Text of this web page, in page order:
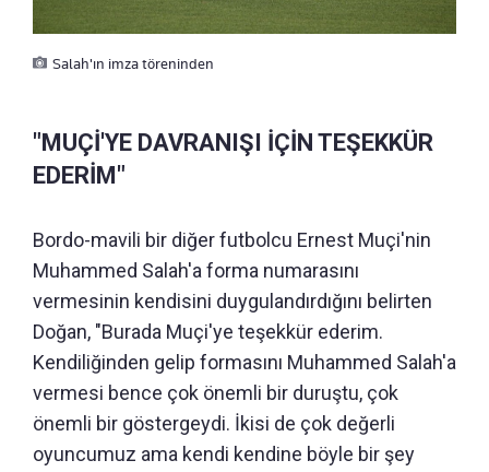
Salah'ın imza töreninden
"MUÇİ'YE DAVRANIŞI İÇİN TEŞEKKÜR
EDERİM"
Bordo-mavili bir diğer futbolcu Ernest Muçi'nin
Muhammed Salah'a forma numarasını
vermesinin kendisini duygulandırdığını belirten
Doğan, "Burada Muçi'ye teşekkür ederim.
Kendiliğinden gelip formasını Muhammed Salah'a
vermesi bence çok önemli bir duruştu, çok
önemli bir göstergeydi. İkisi de çok değerli
oyuncumuz ama kendi kendine böyle bir şey